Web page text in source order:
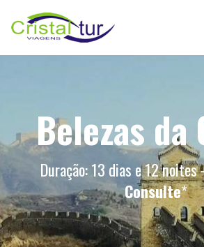
Belezas da
Duração: 13 dias e 12
Consulte*